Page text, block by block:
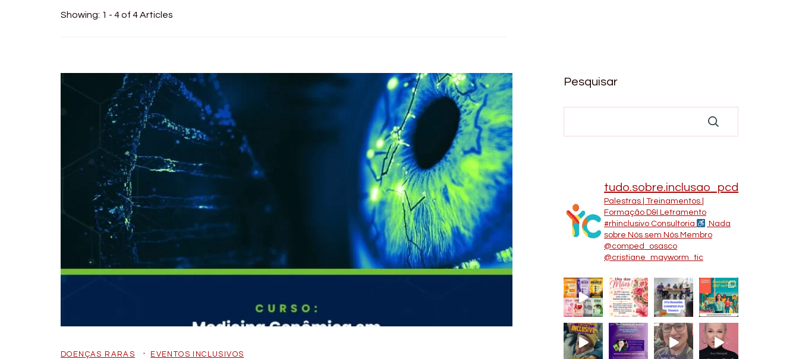
Showing: 1 - 4 of 4 Articles
DOENÇAS RARAS EVENTOS INCLUSIVOS
Pesquisar
tudo.sobre.inclusao_pcd
Palestras | Treinamentos |
Formação D&I Letramento
#rhinclusivo Consultoria
Nada
sobre Nós sem Nós Membro
@comped_osasco
@cristiane_mayworm_tic